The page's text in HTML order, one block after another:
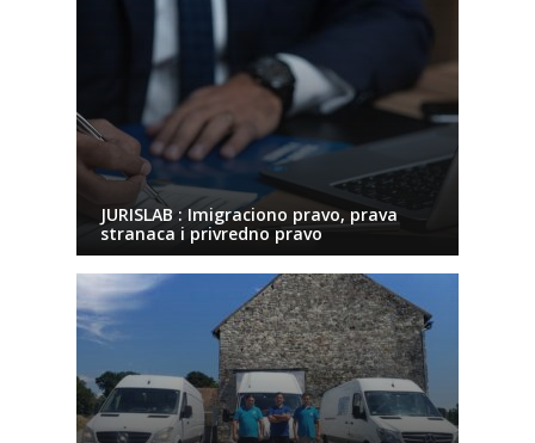
JURISLAB : Imigraciono pravo, prava
stranaca i privredno pravo